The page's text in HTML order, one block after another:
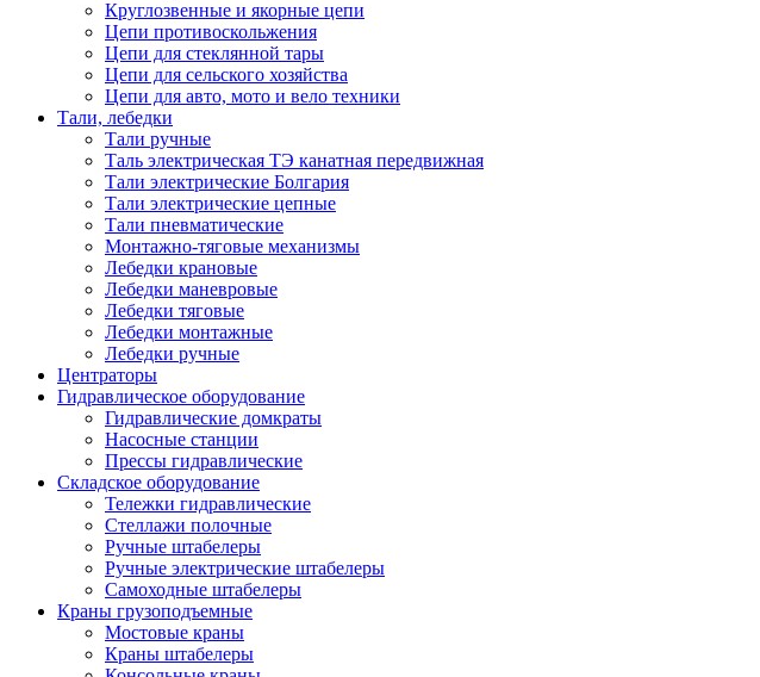
Круглозвенные и якорные цепи
Цепи противоскольжения
Цепи для стеклянной тары
Цепи для сельского хозяйства
Цепи для авто, мото и вело техники
Тали, лебедки
Тали ручные
Таль электрическая ТЭ канатная передвижная
Тали электрические Болгария
Тали электрические цепные
Тали пневматические
Монтажно-тяговые механизмы
Лебедки крановые
Лебедки маневровые
Лебедки тяговые
Лебедки монтажные
Лебедки ручные
Центраторы
Гидравлическое оборудование
Гидравлические домкраты
Насосные станции
Прессы гидравлические
Складское оборудование
Тележки гидравлические
Cтеллажи полочные
Ручные штабелеры
Ручные электрические штабелеры
Самоходные штабелеры
Краны грузоподъемные
Мостовые краны
Краны штабелеры